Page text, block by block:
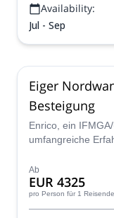
mit
aufregender macht!
Availability:
Jul - Sep
Eiger
Besteigung
Enrico, ein
umfangreiche
Ausnahme.
großartige 2- bis
der Region.
Ab
EUR 4325
pro Person für 1